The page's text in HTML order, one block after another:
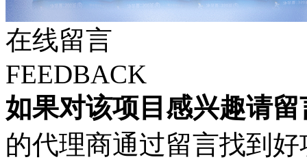
在线留言
FEEDBACK
如果对该项目感兴趣请留
的代理商通过留言找到